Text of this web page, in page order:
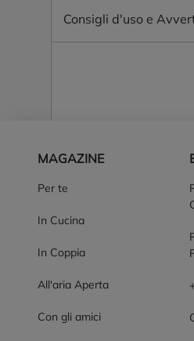
Consigli d'uso e
MAGAZINE
Per te
In Cucina
In Coppia
All'aria Aperta
Con gli amici